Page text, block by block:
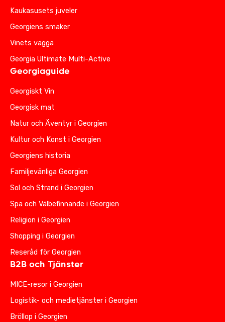
Kaukasusets juveler
Georgiens smaker
Vinets vagga
Georgia Ultimate Multi-Active
Georgiaguide
Georgiskt Vin
Georgisk mat
Natur och Äventyr i Georgien
Kultur och Konst i Georgien
Georgiens historia
Familjevänliga Georgien
Sol och Strand i Georgien
Spa och Välbefinnande i Georgien
Religion i Georgien
Shopping i Georgien
Reseråd för Georgien
B2B och Tjänster
MICE-resor i Georgien
Logistik- och medietjänster i Georgien
Bröllop i Georgien